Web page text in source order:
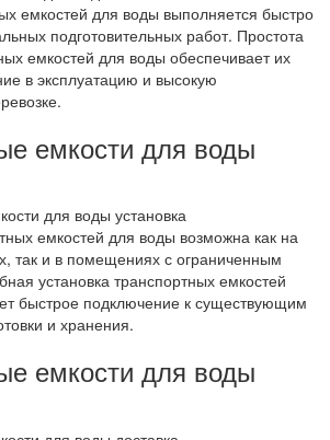
емкостей для воды выполняется быстро
подготовительных работ. Простота
емкостей для воды обеспечивает их
в эксплуатацию и высокую
емкости для воды
емкостей для воды возможна как на
так и в помещениях с ограниченным
установка транспортных емкостей
быстрое подключение к существующим
и хранения.
емкости для воды